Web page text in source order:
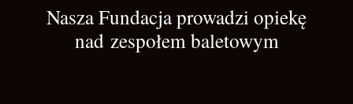
Nasza Fundacja prowadzi opiekę
nad zespołem baletowym